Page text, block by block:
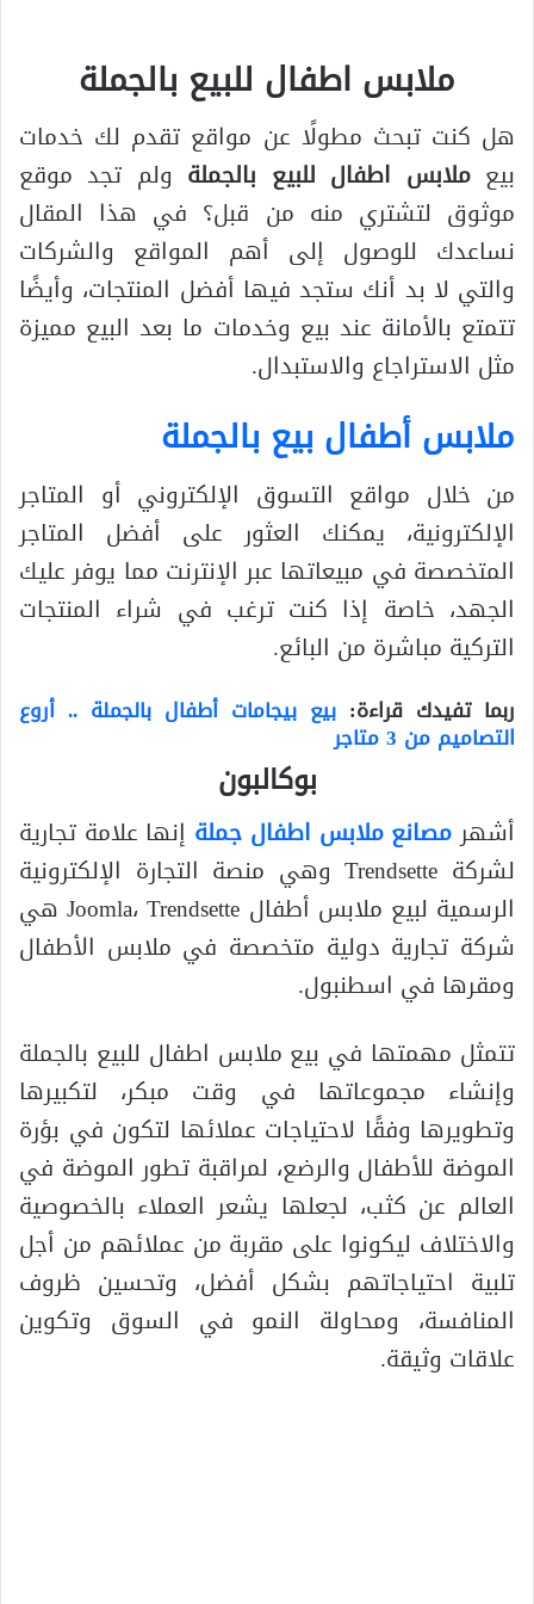
ملابس اطفال للبيع بالجملة
هل كنت تبحث مطولًا عن مواقع تقدم لك خدمات
بيعملابس اطفال للبيع بالجملة ولم تجد موقع
موثوق لتشتري منه من قبل؟ في هذا المقال
نساعدك للوصول إلى أهم المواقع والشركات
والتي لا بد أنك ستجد فيها أفضل المنتجات، وأيضًا
تتمتع بالأمانة عند بيع وخدمات ما بعد البيع مميزة
مثل الاستراجاع والاستبدال.
ملابس أطفال بيع بالجملة
من خلال مواقع التسوق الإلكتروني أو المتاجر
الإلكترونية، يمكنك العثور على أفضل المتاجر
المتخصصة في مبيعاتها عبر الإنترنت مما يوفر عليك
الجهد، خاصة إذا كنت ترغب في شراء المنتجات
التركية مباشرة من البائع.
ربما تفيدك قراءة: بيع بيجامات أطفال بالجملة .. أروع
التصاميم من 3 متاجر
بوكالبون
أشهرمصانع ملابس اطفال جملة إنها علامة تجارية
لشركة Trendsette وهي منصة التجارة الإلكترونية
الرسمية لبيع ملابس أطفال Joomla، Trendsette هي
شركة تجارية دولية متخصصة في ملابس الأطفال
ومقرها في اسطنبول.
تتمثل مهمتها في بيع ملابس اطفال للبيع بالجملة
وإنشاء مجموعاتها في وقت مبكر، لتكبيرها
وتطويرها وفقًا لاحتياجات عملائها لتكون في بؤرة
الموضة للأطفال والرضع، لمراقبة تطور الموضة في
العالم عن كثب، لجعلها يشعر العملاء بالخصوصية
والاختلاف ليكونوا على مقربة من عملائهم من أجل
تلبية احتياجاتهم بشكل أفضل، وتحسين ظروف
المنافسة، ومحاولة النمو في السوق وتكوين
علاقات وثيقة.